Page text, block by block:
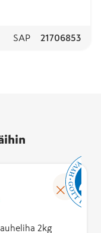
SAP 21706853
2kg